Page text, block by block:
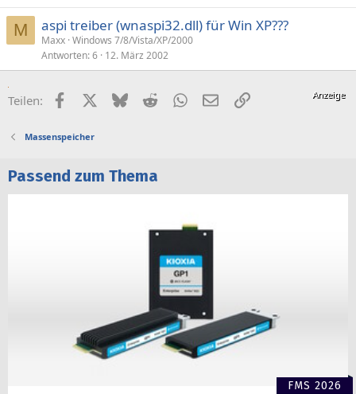
M aspi treiber (wnaspi32.dll) für Win XP???
Maxx Windows 7/8/Vista/XP/2000
Antworten 6 12. März 2002
Teilen: FacebookX (Twitter)
BlueskyRedditWhatsApp
E-MailLink
Massenspeicher
Passend zum Thema
FMS 2026